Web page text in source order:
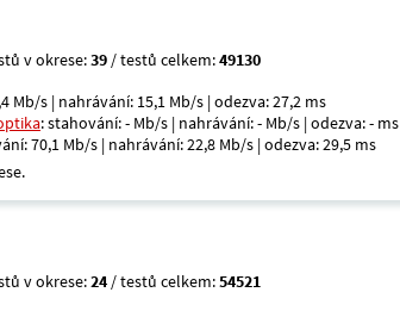
v okrese:39 / testů celkem:49130
Mb/s | nahrávání: 15,1 Mb/s | odezva: 27,2 ms
: stahování: - Mb/s | nahrávání: - Mb/s | odezva: - ms
70,1 Mb/s | nahrávání: 22,8 Mb/s | odezva: 29,5 ms
v okrese:24 / testů celkem:54521